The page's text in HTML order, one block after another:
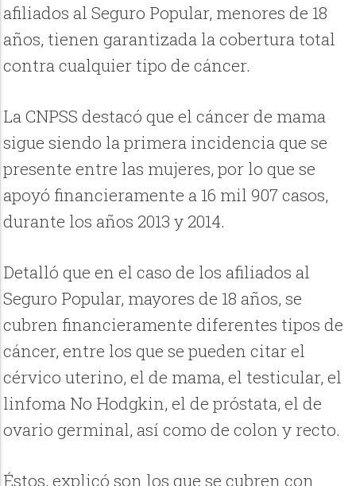
afiliados al Seguro Popular, menores de 18
años, tienen garantizada la cobertura total
contra cualquier tipo de cáncer.
La CNPSS destacó que el cáncer de mama
sigue siendo la primera incidencia que se
presente entre las mujeres, por lo que se
apoyó financieramente a 16 mil 907 casos,
durante los años 2013 y 2014.
Detalló que en el caso de los afiliados al
Seguro Popular, mayores de 18 años, se
cubren financieramente diferentes tipos de
cáncer, entre los que se pueden citar el
cérvico uterino, el de mama, el testicular, el
linfoma No Hodgkin, el de próstata, el de
ovario germinal, así como de colon y recto.
Éstos, explicó son los que se cubren con